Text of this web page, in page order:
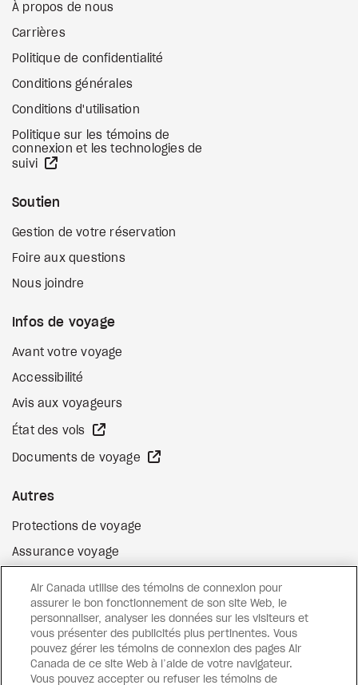
À propos de nous
Carrières
Politique de confidentialité
Conditions générales
Conditions d'utilisation
Politique sur les témoins de
connexion et les technologies de
suivi
Soutien
Gestion de votre réservation
Foire aux questions
Nous joindre
Infos de voyage
Avant votre voyage
Accessibilité
Avis aux voyageurs
État des vols
Documents de voyage
Autres
Protections de voyage
Assurance voyage
Surclassement de vol
Cartes-cadeaux Site Web externe
Air Canada utilise des témoins de connexion pour
assurer le bon fonctionnement de son site Web, le
personnaliser, analyser les données sur les visiteurs et
vous présenter des publicités plus pertinentes. Vous
pouvez gérer les témoins de connexion des pages Air
Canada de ce site Web à l’aide de votre navigateur.
Vous pouvez accepter ou refuser les témoins de